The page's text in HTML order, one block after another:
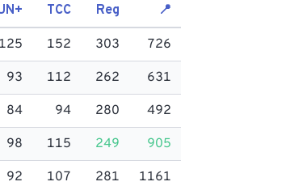
TCC Reg 📍
125 152 303 726
93 112 262 631
84 94 280 492
98 115 249 905
92 107 281 1161